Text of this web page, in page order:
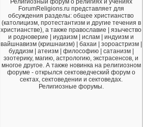
ForumReligions.ru представляет для
обсуждения разделы: общее христианство
(католицизм, протестантизм и другие течения в
христианстве), а также православие | язычество
и родноверие | иудаизм | ислам | индуизм и
вайшнавизм (кришнаизм) | бахаи | зороастризм |
буддизм | атеизм | философию | сатанизм |
эзотерику, магию, астрологию, экстрасенсов, и
многое другое. А также новинка на религиозном
форуме - открылся сектоведческий форум о
сектах, сектоведении и сектоведах.
Религиозные форумы.